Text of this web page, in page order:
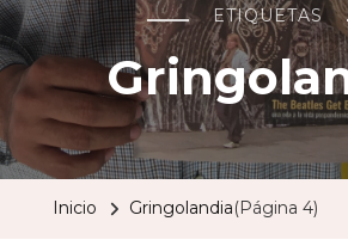
ETIQUETAS
Inicio Gringolandia(Página 4)